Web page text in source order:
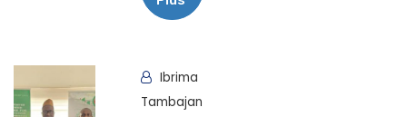
Ibrima
Tambajan